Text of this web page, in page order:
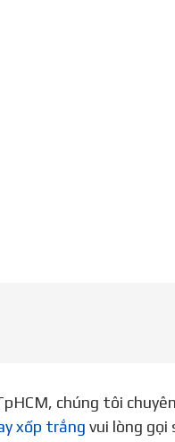
chúng tôi
xốp trắng vui lòng gọi